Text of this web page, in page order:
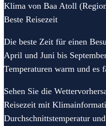
Klima von Baa Atoll
Beste Reisezeit
Die beste Zeit für einen
April und Juni bis
Temperaturen warm und
Sehen Sie die
Reisezeit mit
Durchschnittstemperatur